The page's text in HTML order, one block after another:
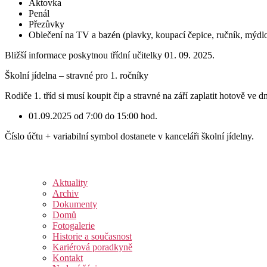
Aktovka
Penál
Přezůvky
Oblečení na TV a bazén (plavky, koupací čepice, ručník,
Bližší informace poskytnou třídní učitelky 01. 09. 2025.
Školní jídelna – stravné pro 1. ročníky
Rodiče 1. tříd si musí koupit čip a stravné na září zaplatit hotově ve
01.09.2025 od 7:00 do 15:00 hod.
Číslo účtu + variabilní symbol dostanete v kanceláři školní jídelny.
Aktuality
Archiv
Dokumenty
Domů
Fotogalerie
Historie a současnost
Kariérová poradkyně
Kontakt